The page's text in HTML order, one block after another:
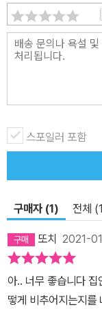
스포일러 포함
구매자 (1) 전체
또치 2021-
아.. 너무 좋습니다 집
떻게 비추어지는지를